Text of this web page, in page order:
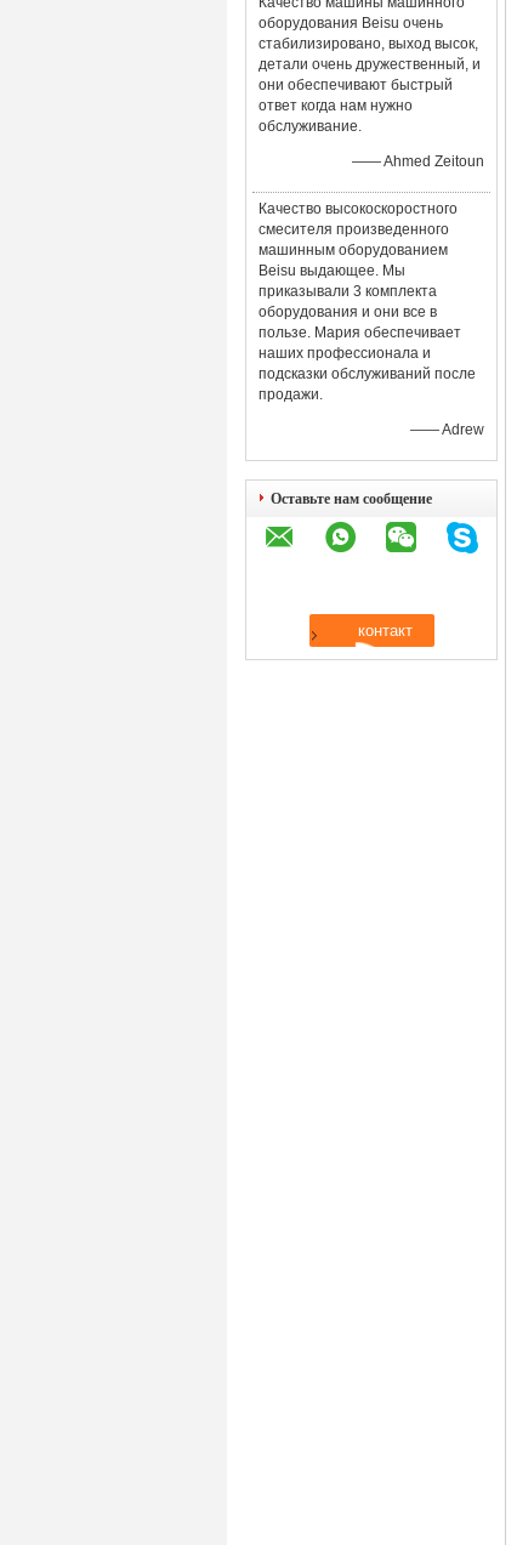
оборудования Beisu очень
стабилизировано, выход высок,
детали очень дружественный, и
они обеспечивают быстрый
ответ когда нам нужно
обслуживание.
—— Ahmed Zeitoun
Качество высокоскоростного
смесителя произведенного
машинным оборудованием
Beisu выдающее. Мы
приказывали 3 комплекта
оборудования и они все в
пользе. Мария обеспечивает
наших профессионала и
подсказки обслуживаний после
продажи.
—— Adrew
Оставьте нам сообщение